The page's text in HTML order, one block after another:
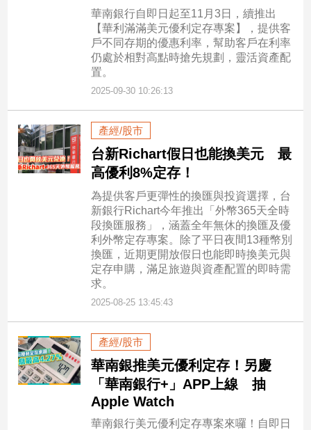
華南銀行自即日起至11月3日，續推出
【華利滿滿美元優利定存專案】，提供客
戶不同存期的優惠利率，幫助客戶在利率
仍處於相對高點時搶先規劃，靈活資產配
置。
2025-09-30 10:26:13
產經/股市
台新Richart假日也能換美元 最
高優利8%定存！
為提供客戶更彈性的換匯與投資選擇，台
新銀行Richart今年推出「外幣365天全時
段換匯服務」，涵蓋全年無休的換匯及優
利外幣定存專案。除了平日夜間13種幣別
換匯，近期更開放假日也能即時換美元與
定存申購，滿足旅遊與資產配置的即時需
求。
2025-08-25 13:45:43
產經/股市
華南銀推美元優利定存！另慶
「華南銀行+」APP上線 抽
Apple Watch
華南銀行美元優利定存專案來囉！自即日